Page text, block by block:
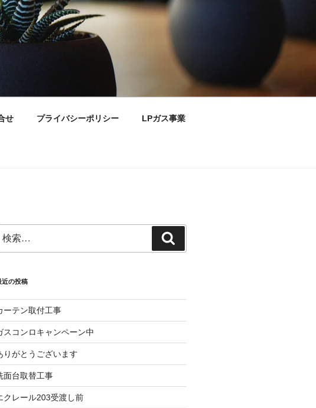
せ プライバシーポリシー LPガス事業
:
索
近の投稿
ーテン取付工事
スコンロキャンペーン中
りがとうございます
面台取替工事
クレール203受渡し前